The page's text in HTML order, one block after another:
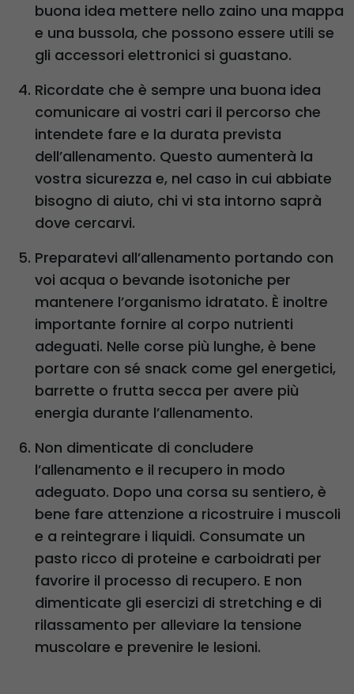
buona idea mettere nello zaino una mappa
e una bussola, che possono essere utili se
gli accessori elettronici si guastano.
Ricordate che è sempre una buona idea
comunicare ai vostri cari il percorso che
intendete fare e la durata prevista
dell’allenamento. Questo aumenterà la
vostra sicurezza e, nel caso in cui abbiate
bisogno di aiuto, chi vi sta intorno saprà
dove cercarvi.
Preparatevi all’allenamento portando con
voi acqua o bevande isotoniche per
mantenere l’organismo idratato. È inoltre
importante fornire al corpo nutrienti
adeguati. Nelle corse più lunghe, è bene
portare con sé snack come gel energetici,
barrette o frutta secca per avere più
energia durante l’allenamento.
Non dimenticate di concludere
l’allenamento e il recupero in modo
adeguato. Dopo una corsa su sentiero, è
bene fare attenzione a ricostruire i muscoli
e a reintegrare i liquidi. Consumate un
pasto ricco di proteine e carboidrati per
favorire il processo di recupero. E non
dimenticate gli esercizi di stretching e di
rilassamento per alleviare la tensione
muscolare e prevenire le lesioni.